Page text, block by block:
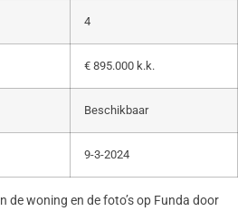
4
€ 895.000 k.k.
Beschikbaar
9-3-2024
de woning en de foto’s op Funda door